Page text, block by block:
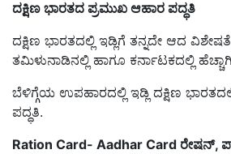
ದಕ್ಷಿಣ ಭಾರತದ ಪ್ರಮುಖ ಆಹಾರ ಪದ್ಧತಿ
ದಕ್ಷಿಣ ಭಾರತದಲ್ಲಿ ಇಡ್ಲಿಗೆ ತನ್ನದೇ ಆದ
ತಮಿಳುನಾಡಿನಲ್ಲಿ ಹಾಗೂ ಕರ್ನಾಟಕದಲ್ಲಿ
ಬೆಳಿಗ್ಗೆಯ ಉಪಹಾರದಲ್ಲಿ ಇಡ್ಲಿ ದಕ್ಷಿಣ
ಪದ್ಧತಿ.
Ration Card- Aadhar Card